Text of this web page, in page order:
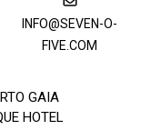
INFO@SEVEN-O-
FIVE.COM
GAIA
HOTEL